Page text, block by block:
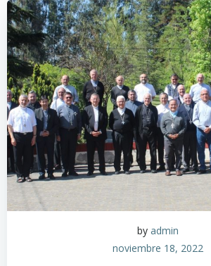
by admin
noviembre 18, 2022